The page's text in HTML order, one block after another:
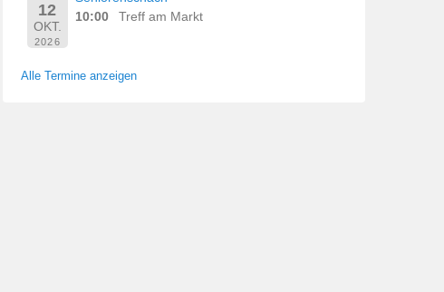
12
OKT.
2026
10:00
Treff am Markt
Alle Termine anzeigen